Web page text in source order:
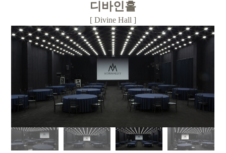
디바인홀
[ Divine Hall ]